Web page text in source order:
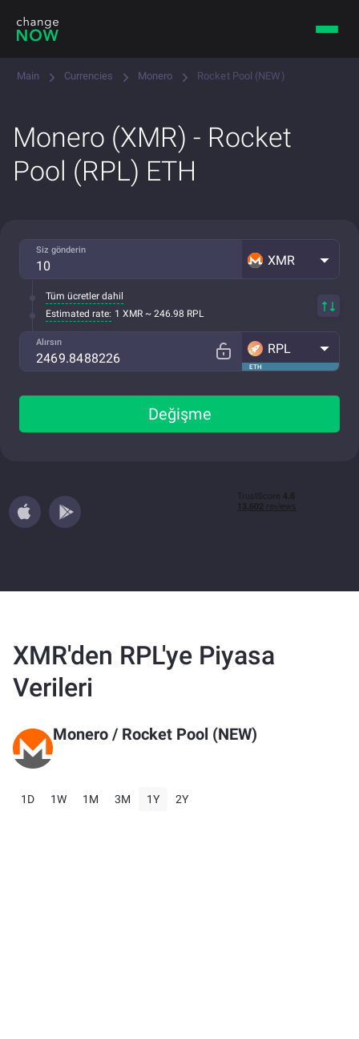
Main Currencies Monero Rocket Pool (NEW)
Monero (XMR) - Rocket
Pool (RPL) ETH
Siz gönderin
XMR
Tüm ücretler dahil
Estimated rate: 1 XMR ~ 246.98 RPL
Alırsın
ETH
RPL
Değişme
XMR'den RPL'ye Piyasa
Verileri
Monero / Rocket Pool (NEW)
1D 1W 1M 3M 1Y 2Y